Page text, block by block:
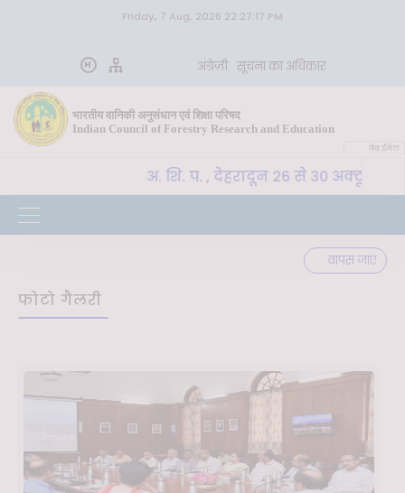
Friday, 7 Aug, 2026 22:27:17 PM
अंग्रेज़ी सूचना का अधिकार
भारतीय वानिकी अनुसंधान एवं शिक्षा परिषद
Indian Council of Forestry Research and Education
वेब ईमेल
CoE-SLM, भा. वा. अ. शि. प. , देहरादून 26 से 30 अक्टूबर
वापस जाएं
फोटो गैलरी